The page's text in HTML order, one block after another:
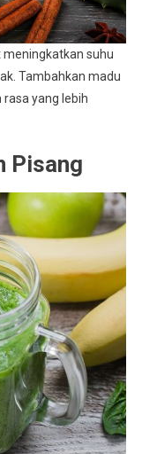
suhu
Tambahkan madu
yang lebih
Pisang